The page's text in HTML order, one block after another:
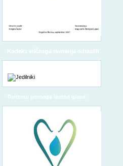
Kodeks etičnega ravnanja odraslih
Turizmu pomaga lastna glava